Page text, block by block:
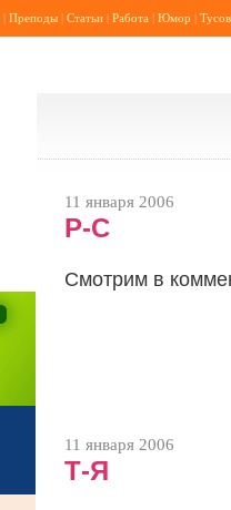
| Преподы | Статьи | Работа | Юмор |
11 января 2006
Р-С
Смотрим в
11 января 2006
Т-Я